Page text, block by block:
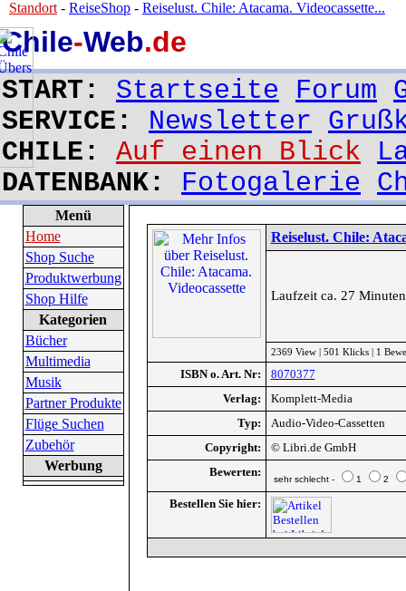
Chile-Web.de
START: Startseite Forum
SERVICE: Newsletter
CHILE: Auf einen Blick
DATENBANK: Fotogalerie
Standort - ReiseShop - Reiselust. Chile: Atacama. Videocassette...
Menü
Home
Shop Suche
Produktwerbung
Shop Hilfe
Kategorien
Bücher
Multimedia
Musik
Partner Produkte
Flüge Suchen
Zubehör
Werbung
Reiselust. Chile:
Laufzeit ca. 27
2369 View | 501 Klicks | 1
ISBN o. Art. Nr:
8070377
Verlag:
Komplett-Media
Typ:
Audio-Video-Cassetten
Copyright:
© Libri.de GmbH
Bewerten:
sehr schlecht - 1 2
Bestellen Sie hier: